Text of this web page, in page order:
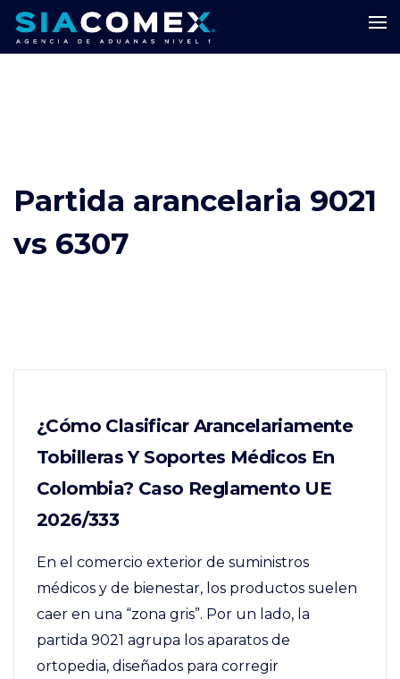
Partida arancelaria 9021
vs 6307
¿Cómo Clasificar Arancelariamente
Tobilleras Y Soportes Médicos En
Colombia? Caso Reglamento UE
2026/333
En el comercio exterior de suministros
médicos y de bienestar, los productos suelen
caer en una “zona gris”. Por un lado, la
partida 9021 agrupa los aparatos de
ortopedia, diseñados para corregir